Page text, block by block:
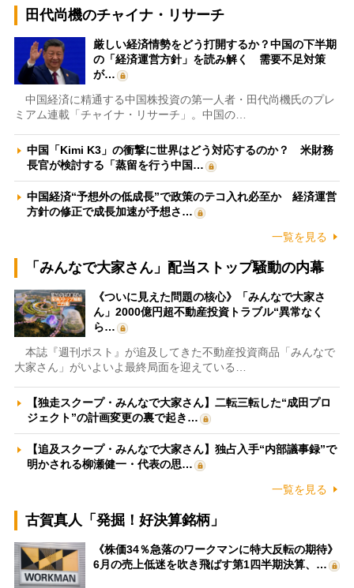
田代尚機のチャイナ・リサーチ
厳しい経済情勢をどう打開するか？中国の下半期
の「経済運営方針」を読み解く 需要不足対策
が…
中国経済に精通する中国株投資の第一人者・田代尚機氏のプレ
ミアム連載「チャイナ・リサーチ」。中国の…
中国「Kimi K3」の衝撃に世界はどう対応するのか？ 米財務
長官が検討する「蒸留を行う中国…
中国経済“予想外の低成長”で政策のテコ入れ必至か 経済運営
方針の修正で成長加速が予想さ…
一覧を見る
「みんなで大家さん」配当ストップ騒動の内幕
《ついに見えた問題の核心》「みんなで大家さ
ん」2000億円超不動産投資トラブル“異常なく
ら…
本誌『週刊ポスト』が追及してきた不動産投資商品「みんなで
大家さん」がいよいよ最終局面を迎えている…
【独走スクープ・みんなで大家さん】二転三転した“成田プロ
ジェクト”の計画変更の裏で起き…
【追及スクープ・みんなで大家さん】独占入手“内部議事録”で
明かされる柳瀬健一・代表の思…
一覧を見る
古賀真人「発掘！好決算銘柄」
《株価34％急落のワークマンに特大反転の期待》
6月の売上低迷を吹き飛ばす第1四半期決算、…